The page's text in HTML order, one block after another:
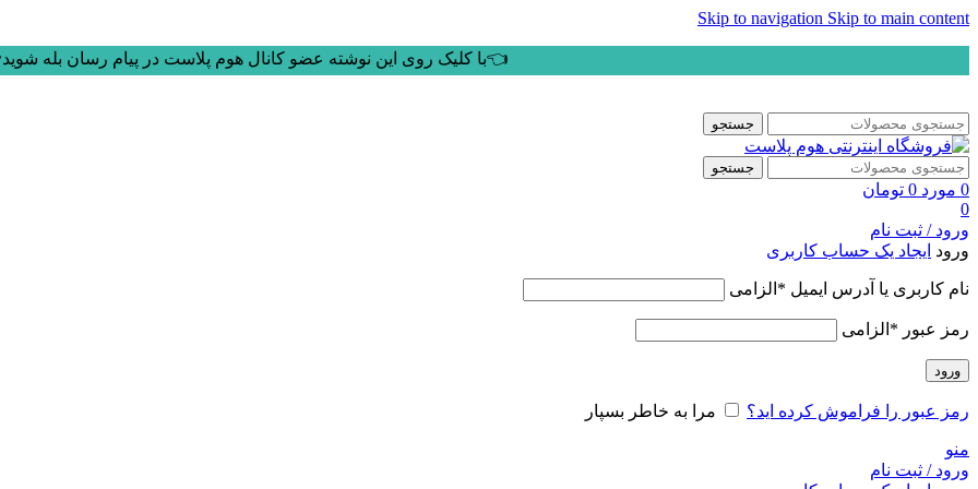
Skip to navigation Skip to main content
👈با کلیک روی این نوشته عضو کانال هوم پلاست در پیام رسان بله
جستجو
جستجو
0 مورد 0 تومان
0
ورود / ثبت نام
ورود ایجاد یک حساب کاربری
نام کاربری یا آدرس ایمیل * الزامی
رمز عبور * الزامی
ورود
رمز عبور را فراموش کرده اید؟ مرا به خاطر بسپار
منو
ورود / ثبت نام